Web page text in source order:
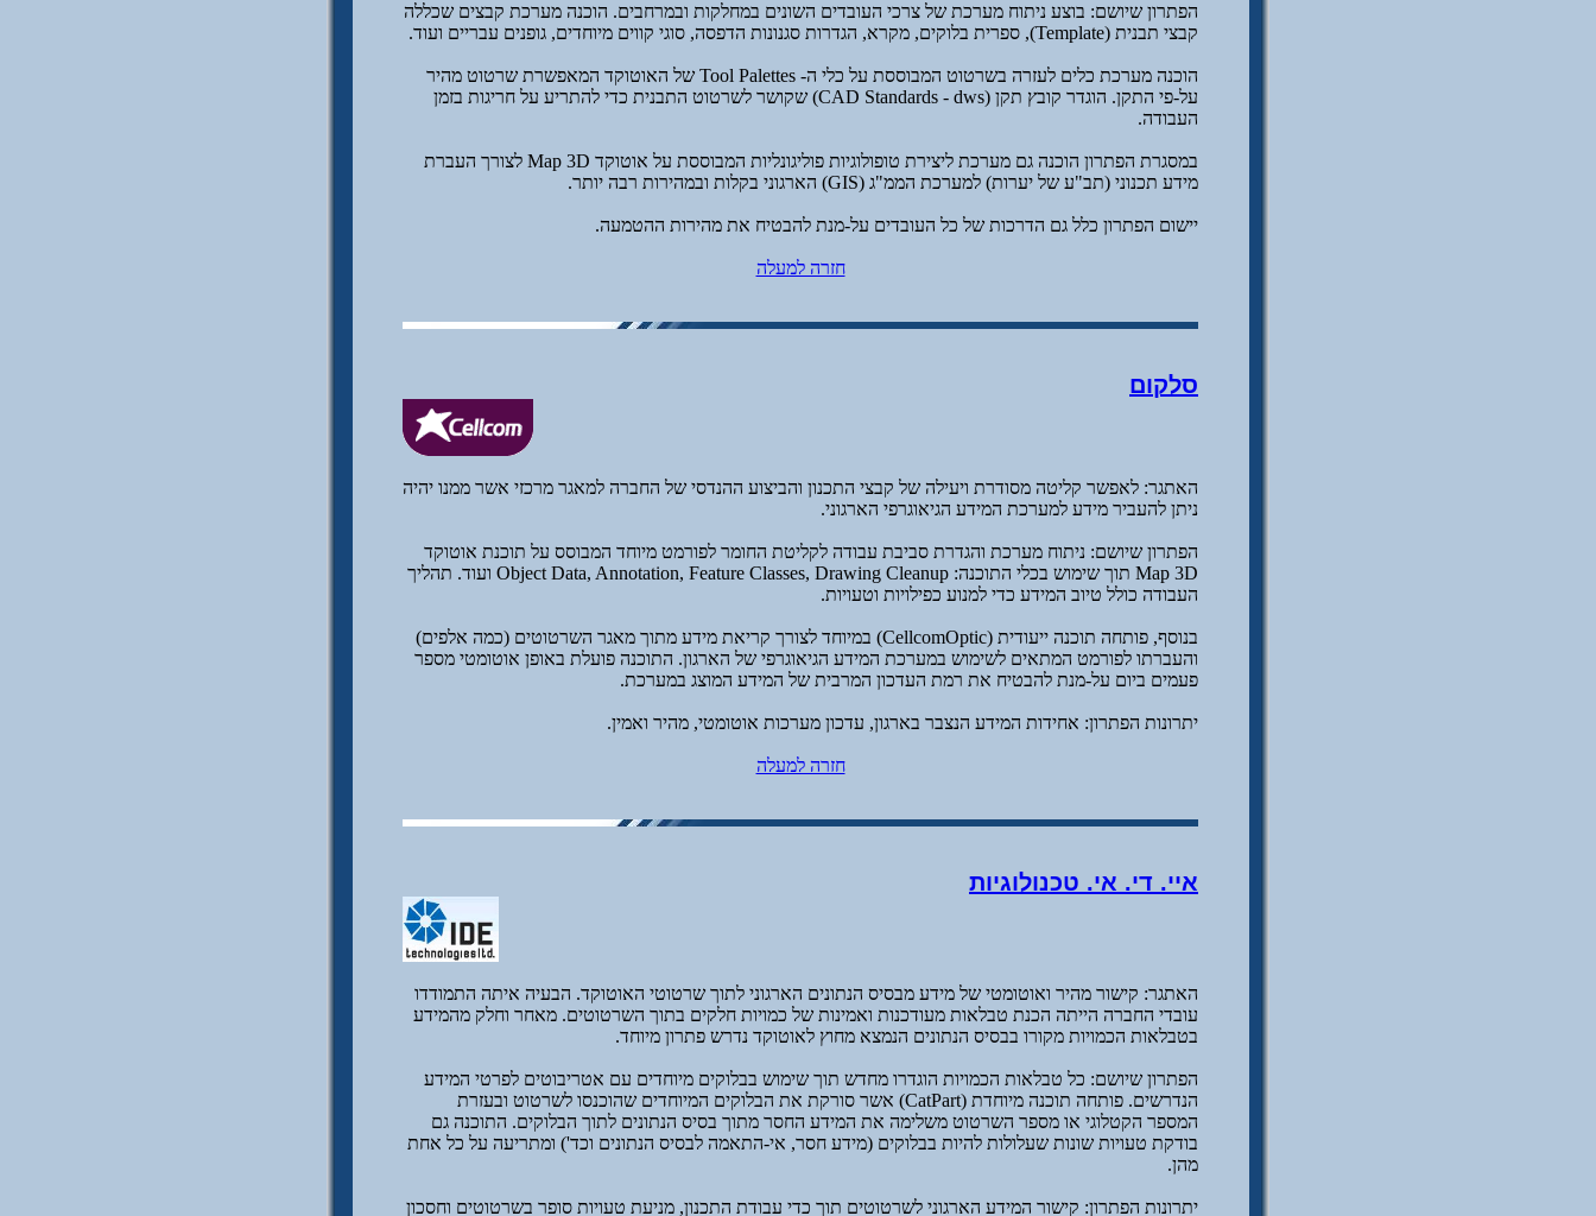
הפתרון שיושם: בוצע ניתוח מערכת של צרכי העובדים השונים במחלקות ובמרחבים. הוכנה מערכת קבצים שכללה
קבצי תבנית (Template), ספרית בלוקים, מקרא, הגדרות סגנונות הדפסה, סוגי קווים מיוחדים, גופנים עבריים ועוד.
הוכנה מערכת כלים לעזרה בשרטוט המבוססת על כלי ה- Tool Palettes של האוטוקד המאפשרת שרטוט מהיר
על-פי התקן. הוגדר קובץ תקן (CAD Standards - dws) שקושר לשרטוט התבנית כדי להתריע על חריגות בזמן
העבודה.
במסגרת הפתרון הוכנה גם מערכת ליצירת טופולוגיות פוליגונליות המבוססת על אוטוקד Map 3D לצורך העברת
מידע תכנוני (תב"ע של יערות) למערכת הממ"ג (GIS) הארגוני בקלות ובמהירות רבה יותר.
יישום הפתרון כלל גם הדרכות של כל העובדים על-מנת להבטיח את מהירות ההטמעה.
חזרה למעלה
סלקום
האתגר: לאפשר קליטה מסודרת ויעילה של קבצי התכנון והביצוע ההנדסי של החברה למאגר מרכזי אשר ממנו יהיה
ניתן להעביר מידע למערכת המידע הגיאוגרפי הארגוני.
הפתרון שיושם: ניתוח מערכת והגדרת סביבת עבודה לקליטת החומר לפורמט מיוחד המבוסס על תוכנת אוטוקד
Map 3D תוך שימוש בכלי התוכנה: Object Data, Annotation, Feature Classes, Drawing Cleanup ועוד. תהליך
העבודה כולל טיוב המידע כדי למנוע כפילויות וטעויות.
בנוסף, פותחה תוכנה ייעודית (CellcomOptic) במיוחד לצורך קריאת מידע מתוך מאגר השרטוטים (כמה אלפים)
והעברתו לפורמט המתאים לשימוש במערכת המידע הגיאוגרפי של הארגון. התוכנה פועלת באופן אוטומטי מספר
פעמים ביום על-מנת להבטיח את רמת העדכון המרבית של המידע המוצג במערכת.
יתרונות הפתרון: אחידות המידע הנצבר בארגון, עדכון מערכות אוטומטי, מהיר ואמין.
חזרה למעלה
איי. די. אי. טכנולוגיות
האתגר: קישור מהיר ואוטומטי של מידע מבסיס הנתונים הארגוני לתוך שרטוטי האוטוקד. הבעיה איתה התמודדו
עובדי החברה הייתה הכנת טבלאות מעודכנות ואמינות של כמויות חלקים בתוך השרטוטים. מאחר וחלק מהמידע
בטבלאות הכמויות מקורו בבסיס הנתונים הנמצא מחוץ לאוטוקד נדרש פתרון מיוחד.
הפתרון שיושם: כל טבלאות הכמויות הוגדרו מחדש תוך שימוש בבלוקים מיוחדים עם אטריבוטים לפרטי המידע
הנדרשים. פותחה תוכנה מיוחדת (CatPart) אשר סורקת את הבלוקים המיוחדים שהוכנסו לשרטוט ובעזרת
המספר הקטלוגי או מספר השרטוט משלימה את המידע החסר מתוך בסיס הנתונים לתוך הבלוקים. התוכנה גם
בודקת טעויות שונות שעלולות להיות בבלוקים (מידע חסר, אי-התאמה לבסיס הנתונים וכד') ומתריעה על כל אחת
מהן.
יתרונות הפתרון: קישור המידע הארגוני לשרטוטים תוך כדי עבודת התכנון, מניעת טעויות סופר בשרטוטים וחסכון